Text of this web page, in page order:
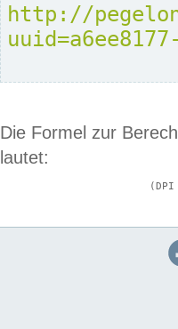
http://
Die Formel zur
lautet: